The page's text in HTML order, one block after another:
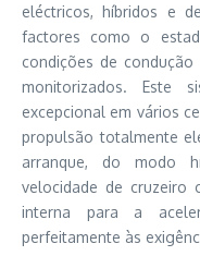
eléctricos, híbridos e
factores como o
condições de
monitorizados. Este
excepcional em vários
propulsão totalmente
arranque, do modo
velocidade de
interna para a
perfeitamente às